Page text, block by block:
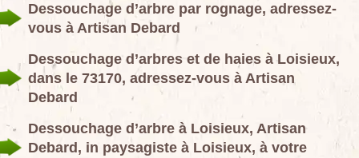
Dessouchage d’arbre par rognage, adressez-
vous à Artisan Debard
Dessouchage d’arbres et de haies à Loisieux,
dans le 73170, adressez-vous à Artisan
Debard
Dessouchage d’arbre à Loisieux, Artisan
Debard, in paysagiste à Loisieux, à votre